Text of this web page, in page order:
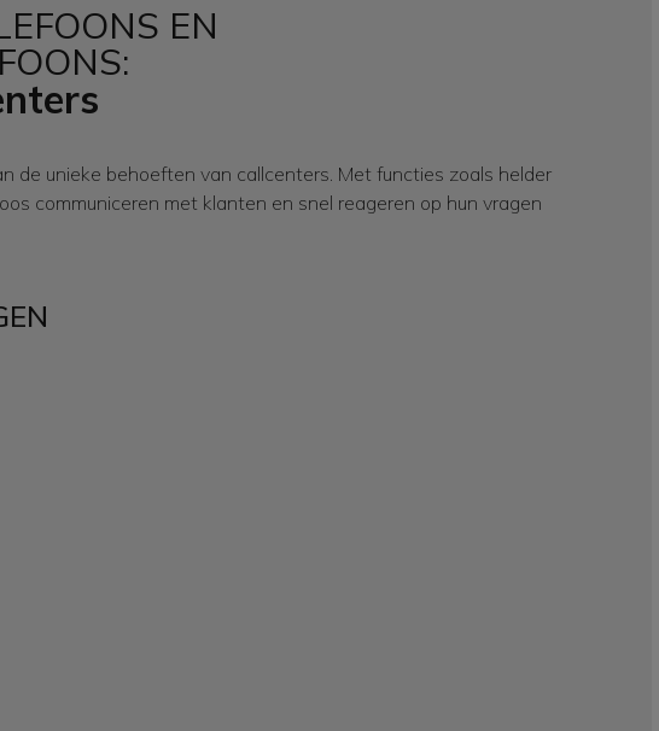
EN
de unieke behoeften van callcenters. Met functies zoals helder
communiceren met klanten en snel reageren op hun vragen